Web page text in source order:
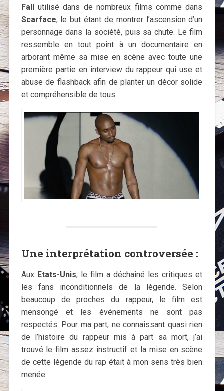
Fallutilisé dans de nombreux films comme dans
Scarface, le but étant de montrer l’ascension d’un
personnage dans la société, puis sa chute. Le film
ressemble en tout point à un documentaire en
arborant même sa mise en scène avec toute une
première partie en interview du rappeur qui use et
abuse de flashback afin de planter un décor solide
et compréhensible de tous.
Une interprétation controversée :
AuxEtats-Unis, le film a déchaîné les critiques et
les fans inconditionnels de la légende. Selon
beaucoup de proches du rappeur, le film est
mensongé et les événements ne sont pas
respectés. Pour ma part, ne connaissant quasi rien
de l’histoire du rappeur mis à part sa mort, j’ai
trouvé le film assez instructif et la mise en scène
de cette légende du rap était à mon sens très bien
menée.